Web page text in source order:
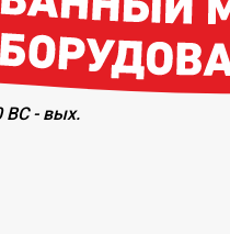
ВС - вых.